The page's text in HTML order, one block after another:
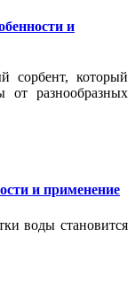
и
сорбент, который
от разнообразных
и применение
воды становится